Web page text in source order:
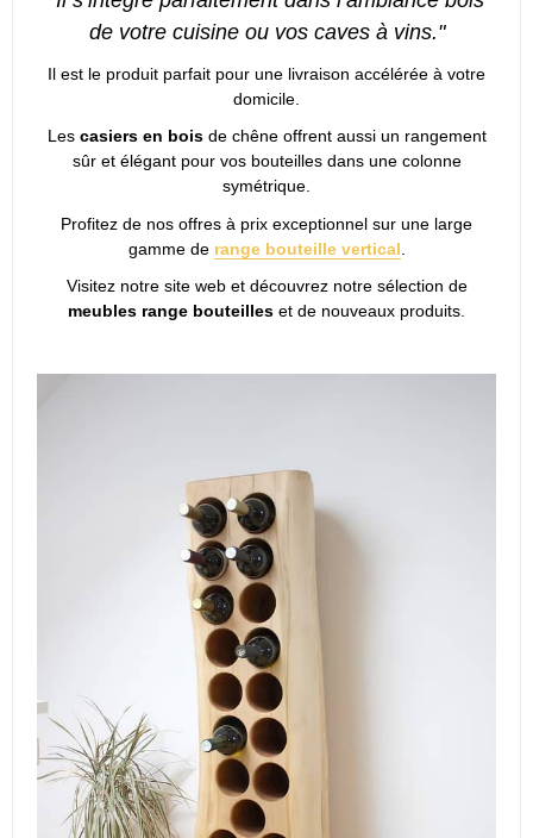
de votre cuisine ou vos caves à vins."
Il est le produit parfait pour une livraison accélérée à votre
domicile.
Lescasiers en bois de chêne offrent aussi un rangement
sûr et élégant pour vos bouteilles dans une colonne
symétrique.
Profitez de nos offres à prix exceptionnel sur une large
gamme de range bouteille vertical
Visitez notre site web et découvrez notre sélection de
meubles range bouteilles et de nouveaux produits.